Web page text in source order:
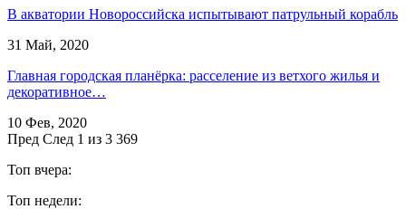
В акватории Новороссийска испытывают патрульный корабль
31 Май, 2020
Главная городская планёрка: расселение из ветхого жилья и
декоративное…
10 Фев, 2020
Пред След 1 из 3 369
Топ вчера:
Топ недели: